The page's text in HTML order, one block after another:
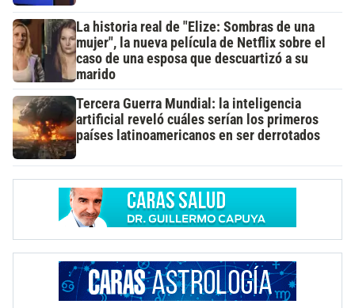
La historia real de "Elize: Sombras de una
mujer", la nueva película de Netflix sobre el
caso de una esposa que descuartizó a su
marido
Tercera Guerra Mundial: la inteligencia
artificial reveló cuáles serían los primeros
países latinoamericanos en ser derrotados